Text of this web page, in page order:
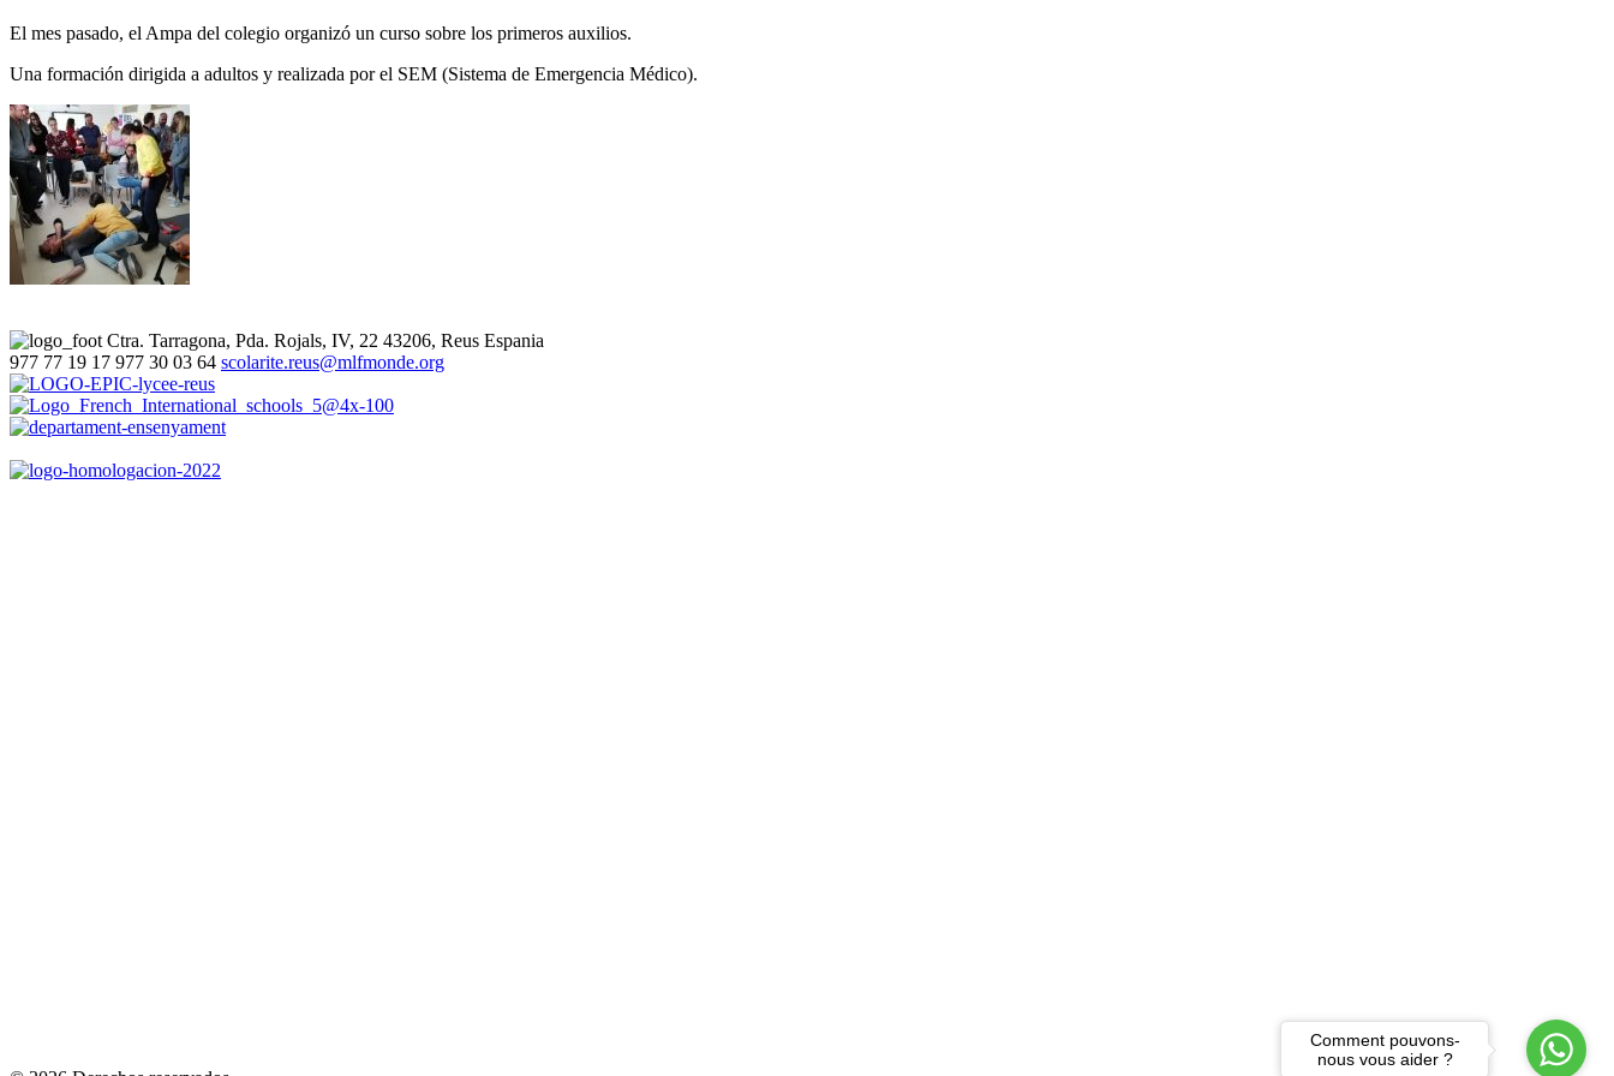
El mes pasado, el Ampa del colegio organizó un curso sobre los primeros auxilios.
Una formación dirigida a adultos y realizada por el SEM (Sistema de Emergencia Médico).
Ctra. Tarragona, Pda. Rojals, IV, 22 43206, Reus Espania
977 77 19 17 977 30 03 64 scolarite.reus@mlfmonde.org
Comment pouvons-
nous vous aider ?